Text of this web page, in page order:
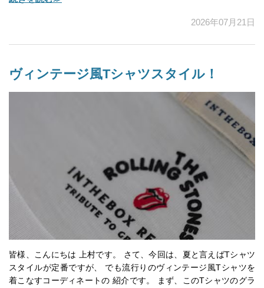
2026年07月21日
ヴィンテージ風Tシャツスタイル！
皆様、こんにちは 上村です。 さて、今回は、夏と言えばTシャツ
スタイルが定番ですが、 でも流行りのヴィンテージ風Tシャツを
着こなすコーディネートの 紹介です。 まず、このTシャツのグラ